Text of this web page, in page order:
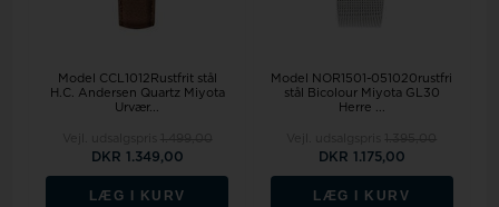
Model CCL1012Rustfrit stål
H.C. Andersen Quartz Miyota
Urvær...
DKR 1.349,00
LÆG I KURV
Model NOR1501-051020rustfri
stål Bicolour Miyota GL30
Herre ...
DKR 1.175,00
LÆG I KURV